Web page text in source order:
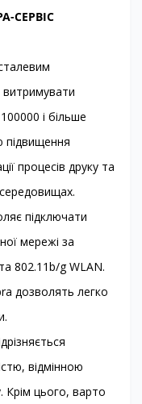
СЕРВІС
і більше
підвищення
процесів друку та
середовищах.
підключати
мережі за
802.11b/g WLAN.
дозволять легко
відмінною
Крім цього, варто